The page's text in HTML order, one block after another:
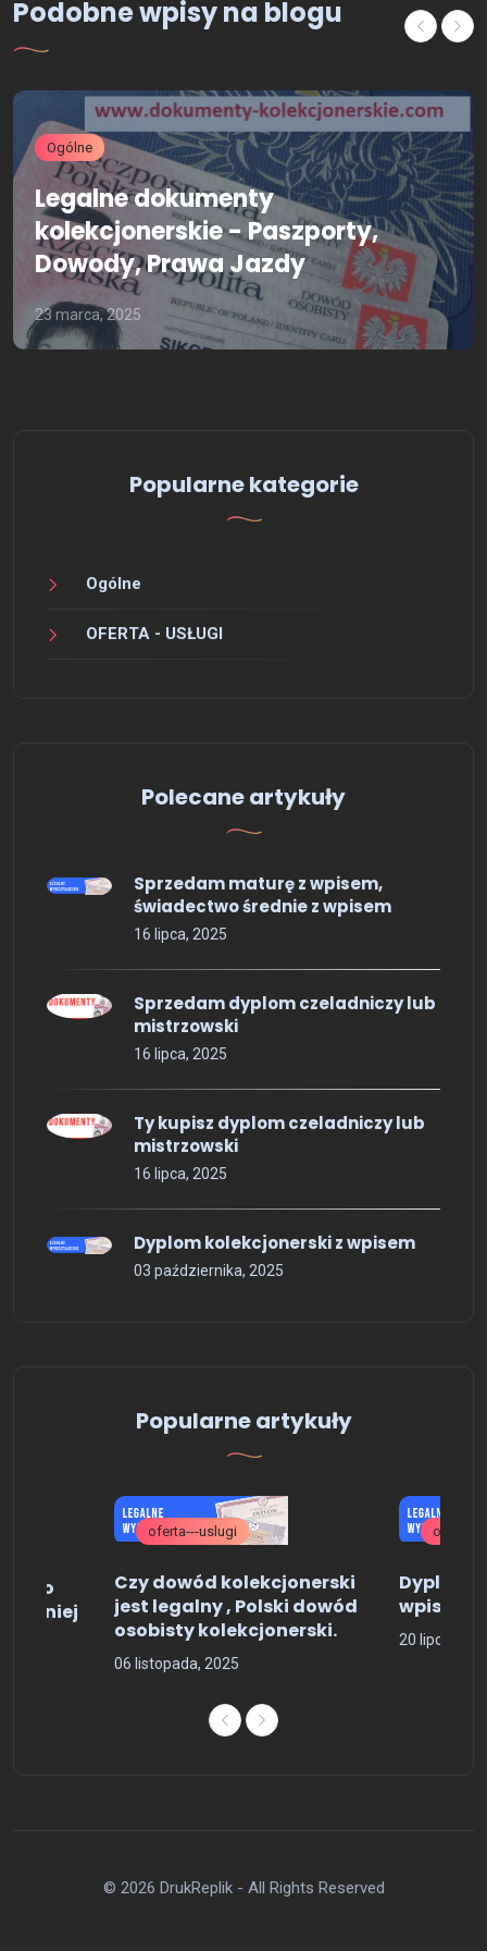
Podobne wpisy na blogu
Ogólne
Legalne dokumenty
kolekcjonerskie - Paszporty,
Dowody, Prawa Jazdy
23 marca, 2025
Popularne kategorie
Ogólne
OFERTA - USŁUGI
Polecane artykuły
Sprzedam maturę z wpisem,
świadectwo średnie z wpisem
16 lipca, 2025
Sprzedam dyplom czeladniczy lub
mistrzowski
16 lipca, 2025
Ty kupisz dyplom czeladniczy lub
mistrzowski
16 lipca, 2025
Dyplom kolekcjonerski z wpisem
03 października, 2025
Popularne artykuły
średniej
oferta---uslugi
Czy dowód kolekcjonerski
jest legalny , Polski dowód
osobisty kolekcjonerski.
06 listopada, 2025
Dyplom
wpisem
20 lipca,
© 2026 DrukReplik - All Rights Reserved